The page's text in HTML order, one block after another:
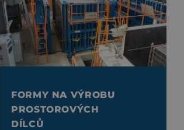
FORMY NA VÝROBU
PROSTOROVÝCH
DÍLCŮ